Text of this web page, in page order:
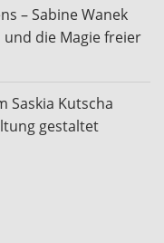
– Sabine Wanek
die Magie freier
Saskia Kutscha
gestaltet